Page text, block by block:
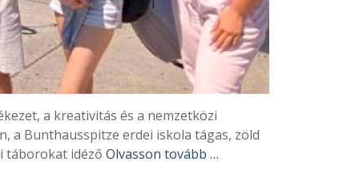
a kreativitás és a nemzetközi
a Bunthausspitze erdei iskola tágas, zöld
táborokat idéző Olvasson tovább …